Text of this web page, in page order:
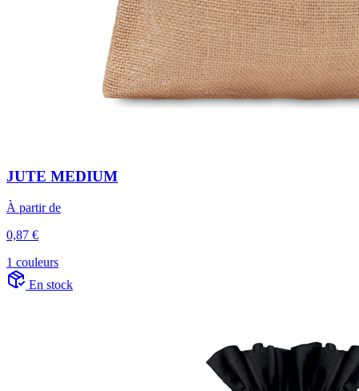
JUTE MEDIUM
À partir de
0,87 €
1 couleurs
En stock